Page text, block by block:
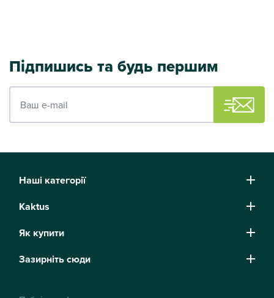
Підпишись та будь першим
Наші категорії
Kaktus
Як купити
Зазирніть сюди